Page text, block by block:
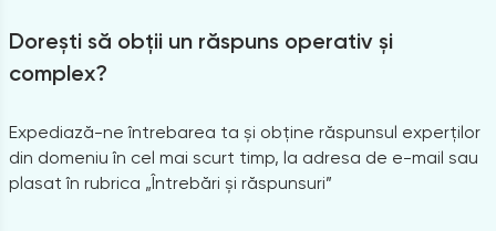
Dorești să obții un răspuns operativ și
complex?
Expediază-ne întrebarea ta și obține răspunsul experților
din domeniu în cel mai scurt timp, la adresa de e-mail sau
plasat în rubrica „Întrebări și răspunsuri”